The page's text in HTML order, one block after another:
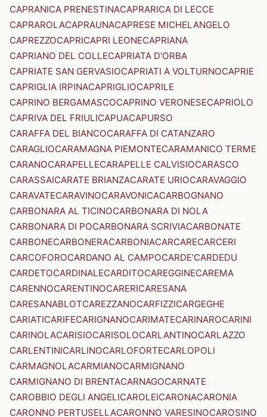
CAPRANICA PRENESTINACAPRARICA DI LECCE
CAPRAROLACAPRAUNACAPRESE MICHELANGELO
CAPREZZOCAPRICAPRI LEONECAPRIANA
CAPRIANO DEL COLLECAPRIATA D'ORBA
CAPRIATE SAN GERVASIOCAPRIATI A VOLTURNOCAPRIE
CAPRIGLIA IRPINACAPRIGLIOCAPRILE
CAPRINO BERGAMASCOCAPRINO VERONESECAPRIOLO
CAPRIVA DEL FRIULICAPUACAPURSO
CARAFFA DEL BIANCOCARAFFA DI CATANZARO
CARAGLIOCARAMAGNA PIEMONTECARAMANICO TERME
CARANOCARAPELLECARAPELLE CALVISIOCARASCO
CARASSAICARATE BRIANZACARATE URIOCARAVAGGIO
CARAVATECARAVINOCARAVONICACARBOGNANO
CARBONARA AL TICINOCARBONARA DI NOLA
CARBONARA DI POCARBONARA SCRIVIACARBONATE
CARBONECARBONERACARBONIACARCARECARCERI
CARCOFOROCARDANO AL CAMPOCARDE'CARDEDU
CARDETOCARDINALECARDITOCAREGGINECAREMA
CARENNOCARENTINOCARERICARESANA
CARESANABLOTCAREZZANOCARFIZZICARGEGHE
CARIATICARIFECARIGNANOCARIMATECARINAROCARINI
CARINOLACARISIOCARISOLOCARLANTINOCARLAZZO
CARLENTINICARLINOCARLOFORTECARLOPOLI
CARMAGNOLACARMIANOCARMIGNANO
CARMIGNANO DI BRENTACARNAGOCARNATE
CAROBBIO DEGLI ANGELICAROLEICARONACARONIA
CARONNO PERTUSELLACARONNO VARESINOCAROSINO